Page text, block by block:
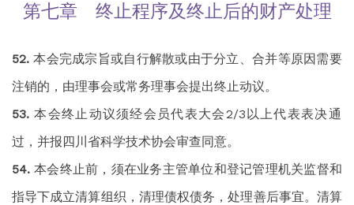
第七章 终止程序及终止后的财产处理
本会完成宗旨或自行解散或由于分立、合并等原因需要
注销的，由理事会或常务理事会提出终止动议。
本会终止动议须经会员代表大会2/3以上代表表决通
过，并报四川省科学技术协会审查同意。
本会终止前，须在业务主管单位和登记管理机关监督和
指导下成立清算组织，清理债权债务，处理善后事宜。清算